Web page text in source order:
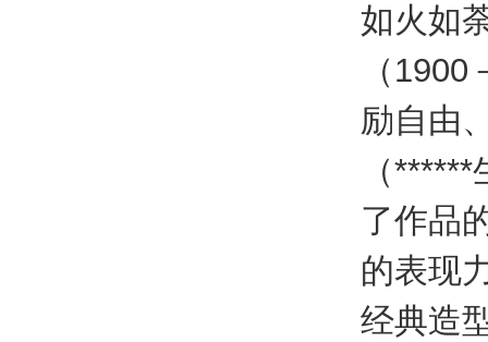
如火如
（
励自由
（
了作品
的表现
经典造